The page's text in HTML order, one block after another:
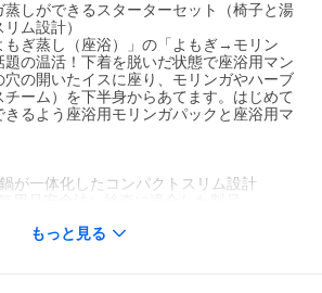
蒸しができるスターターセット（椅子と湯
ム設計）
もぎ蒸し（座浴）」の「よもぎ→モリン
の温活！下着を脱いだ状態で座浴用マン
穴の開いたイスに座り、モリンガやハーブ
ーム）を下半身からあてます。はじめて
るよう座浴用モリンガパックと座浴用マ
が一体化したコンパクトスリム設計
パック（5ｇ×5パック）付属
もっと見る